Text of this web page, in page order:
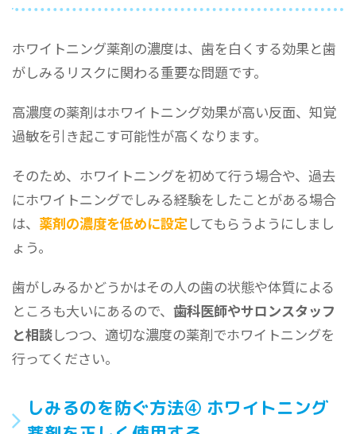
ホワイトニング薬剤の濃度は、歯を白くする効果と歯
がしみるリスクに関わる重要な問題です。
高濃度の薬剤はホワイトニング効果が高い反面、知覚
過敏を引き起こす可能性が高くなります。
そのため、ホワイトニングを初めて行う場合や、過去
にホワイトニングでしみる経験をしたことがある場合
は、 薬剤の濃度を低めに設定してもらうようにしまし
ょう。
歯がしみるかどうかはその人の歯の状態や体質による
ところも大いにあるので、歯科医師やサロンスタッフ
と相談しつつ、適切な濃度の薬剤でホワイトニングを
行ってください。
しみるのを防ぐ方法④ ホワイトニング